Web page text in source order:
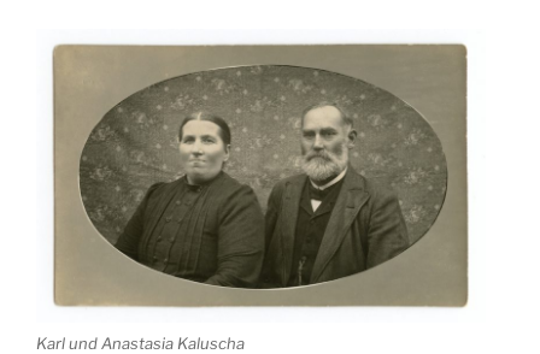
Karl und Anastasia Kaluscha